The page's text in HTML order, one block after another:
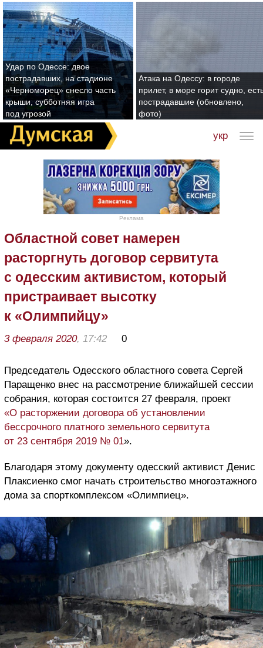
Удар по Одессе: двое
пострадавших, на стадионе
«Черноморец» снесло часть
крыши, субботняя игра
под угрозой
Атака на Одессу: в городе
прилет, в море горит судно,
пострадавшие (обновлено,
фото)
укр
Реклама
Областной совет намерен
расторгнуть договор сервитута
с одесским активистом, который
пристраивает высотку
к «Олимпийцу»
3 февраля 2020, 17:42 0
Председатель Одесского областного совета Сергей
Паращенко внес на рассмотрение ближайшей сессии
собрания, которая состоится 27 февраля, проект
«О расторжении договора об установлении
бессрочного платного земельного сервитута
от 23 сентября 2019 № 01».
Благодаря этому документу одесский активист Денис
Плаксиенко смог начать строительство многоэтажного
дома за спорткомплексом «Олимпиец».